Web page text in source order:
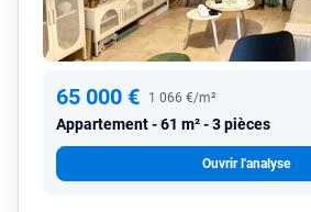
65 000 € 1 066 €/m²
Appartement 61 m² - 3 pièces
Ouvrir l'analyse